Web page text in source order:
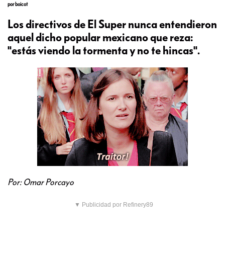
por boicot
Los directivos de El Super nunca entendieron
aquel dicho popular mexicano que reza:
"estás viendo la tormenta y no te hincas".
Por: Omar Porcayo
▼ Publicidad por Refinery89